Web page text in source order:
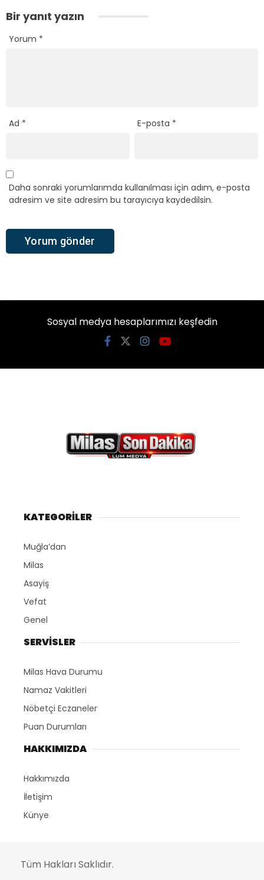
Bir yanıt yazın
Yorum *
Ad * E-posta *
Daha sonraki yorumlarımda kullanılması için adım, e-posta
adresim ve site adresim bu tarayıcıya kaydedilsin.
Sosyal medya hesaplarımızı keşfedin
KATEGORİLER
Muğla’dan
Milas
Asayiş
Vefat
Genel
SERVİSLER
Milas Hava Durumu
Namaz Vakitleri
Nöbetçi Eczaneler
Puan Durumları
HAKKIMIZDA
Hakkımızda
İletişim
Künye
Tüm Hakları Saklıdır.